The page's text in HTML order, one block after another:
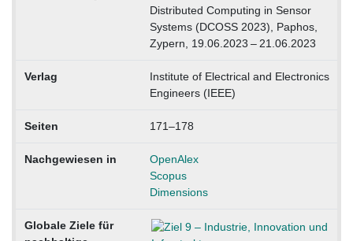
Distributed Computing in Sensor
Systems (DCOSS 2023), Paphos,
Zypern, 19.06.2023 – 21.06.2023
Verlag
Institute of Electrical and Electronics
Engineers (IEEE)
Seiten 171–178
Nachgewiesen in
OpenAlex
Scopus
Dimensions
Globale Ziele für